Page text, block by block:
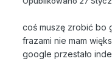
coś muszę zrobić bo
frazami nie mam
google przestało